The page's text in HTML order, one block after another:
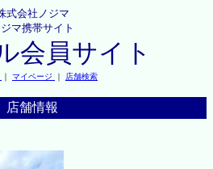
式会社ノジマ
ジマ携帯サイト
会員サイト
｜ マイページ ｜ 店舗検索
店舗情報